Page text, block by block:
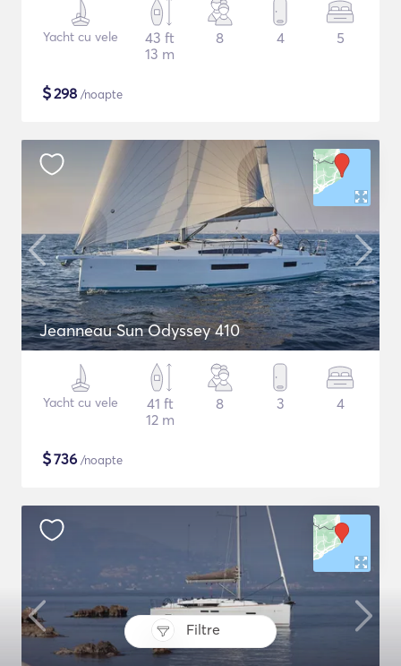
Filtre
Yacht cu vele
43 ft
13 m
8 4 5
$298 /noapte
Jeanneau Sun Odyssey 410
Yacht cu vele
41 ft
12 m
8 3 4
$736 /noapte